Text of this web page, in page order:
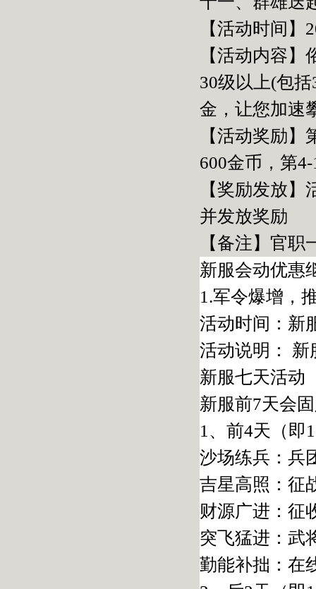
【活动时间】
【活动内容
30级以上(包
金，让您加速
【活动奖励
600金币，第
【奖励发放
并发放奖励
【备注】官
新服会动优惠
1.军令爆增，
活动时间：新
活动说明： 新
新服七天活动
新服前7天会
1、前4天（即
沙场练兵：兵
吉星高照：征
财源广进：征
突飞猛进：武
勤能补拙：在